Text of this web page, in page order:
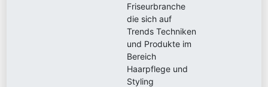
Friseurbranche
die sich auf
Trends Techniken
und Produkte im
Bereich
Haarpflege und
Styling